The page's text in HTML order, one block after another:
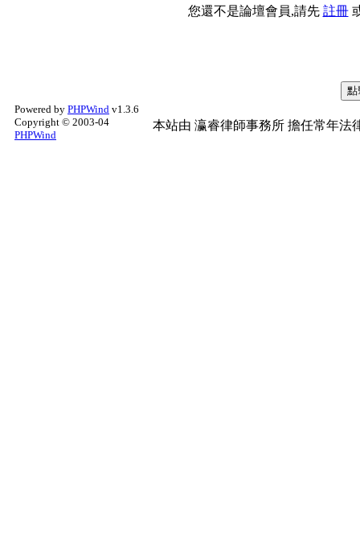
您還不是論壇會員,請先 註冊
Powered by PHPWind v1.3.6
Copyright © 2003-04
PHPWind
本站由 瀛睿律師事務所 擔任常年法